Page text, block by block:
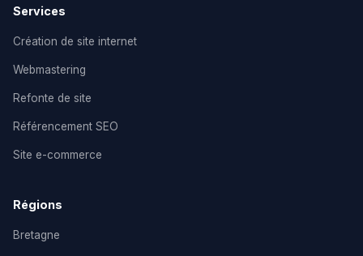
Services
Création de site internet
Webmastering
Refonte de site
Référencement SEO
Site e-commerce
Régions
Bretagne